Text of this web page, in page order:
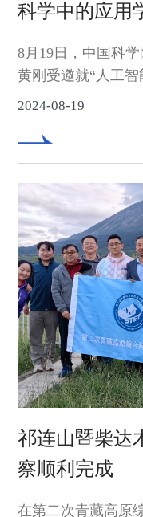
科学中的应用
8月19日，中国科
黄刚受邀就“人工
在沙漠气象研究所
2024-08-19
祁连山暨柴达
察顺利完成
在第二次青藏高原